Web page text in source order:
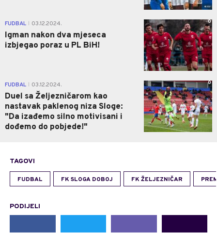
FUDBAL 03.12.2024.
Igman nakon dva mjeseca
izbjegao poraz u PL BiH!
0
FUDBAL 03.12.2024.
Duel sa Željezničarom kao
nastavak paklenog niza Sloge:
"Da izađemo silno motivisani i
dođemo do pobjede!"
0
TAGOVI
FUDBAL FK SLOGA DOBOJ FK ŽELJEZNIČAR
PODIJELI